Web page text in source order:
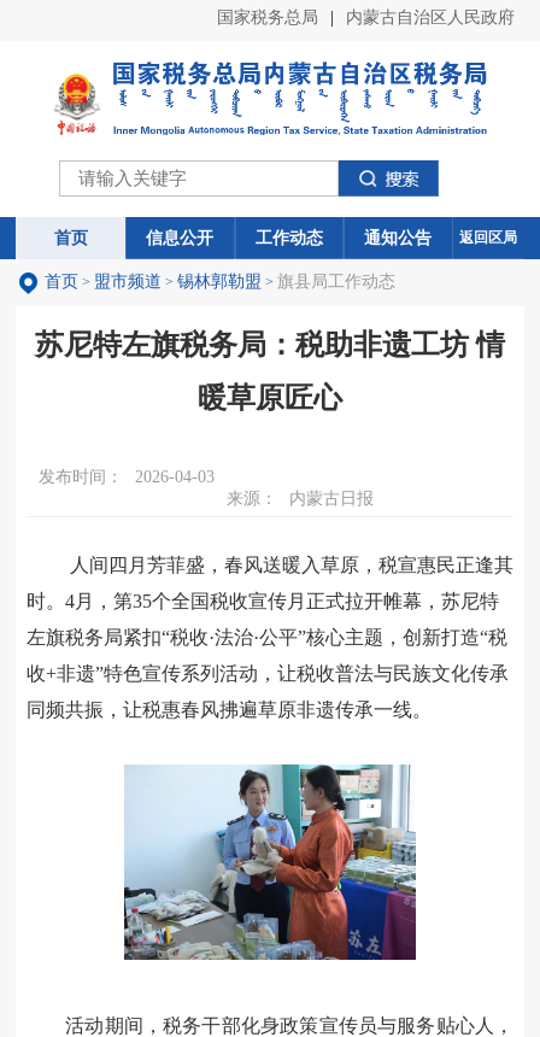
国家税务总局 内蒙古自治区人民政府
首页 信息公开 工作动态 通知公告
首页 信息公开 工作动态 通知公告 返回区局
首页 > 盟市频道 > 锡林郭勒盟 > 旗县局工作动态
苏尼特左旗税务局：税助非遗工坊 情
暖草原匠心
发布时间：
2026-04-03
来源：
内蒙古日报
人间四月芳菲盛，春风送暖入草原，税宣惠民正逢其
时。 4月，第35个全国税收宣传月正式拉开帷幕，苏尼特
左旗税务局紧扣“税收·法治·公平”核心主题，创新打造“税
收+非遗”特色宣传系列活动，让税收普法与民族文化传承
同频共振，让税惠春风拂遍草原非遗传承一线。
活动期间，税务干部化身政策宣传员与服务贴心人，